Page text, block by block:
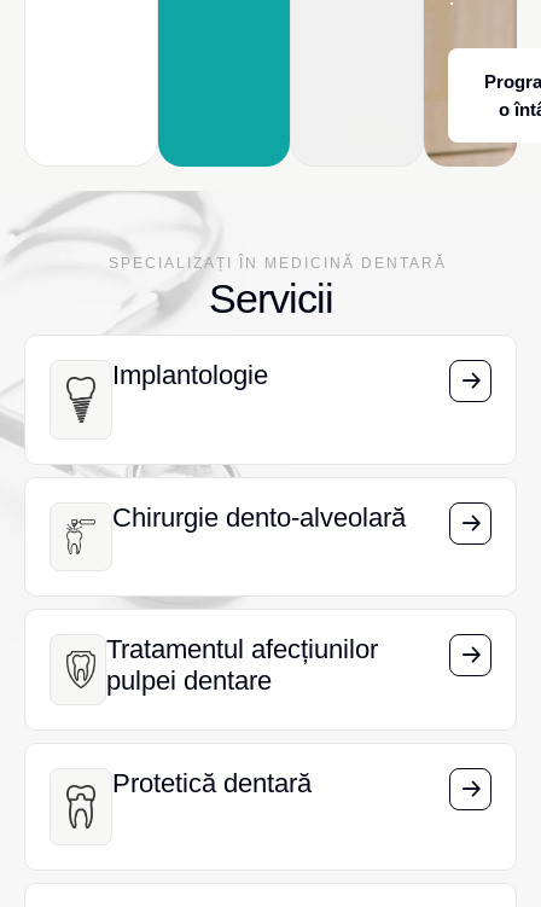
o
SPECIALIZAȚI ÎN MEDICINĂ DENTARĂ
Servicii
Implantologie
Implantologie
Chirurgie dento-alveolară
Chirurgie dento-alveolară
Tratamentul afecțiunilor
pulpei dentare
Tratamentul afecțiunilor
pulpei dentare
Protetică dentară
Protetică dentară